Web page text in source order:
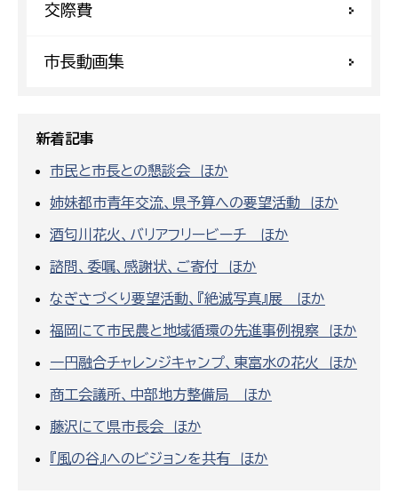
交際費
市長動画集
新着記事
市民と市長との懇談会 ほか
姉妹都市青年交流、県予算への要望活動 ほか
酒匂川花火、バリアフリービーチ ほか
諮問、委嘱、感謝状、ご寄付 ほか
なぎさづくり要望活動、『絶滅写真』展 ほか
福岡にて市民農と地域循環の先進事例視察 ほか
一円融合チャレンジキャンプ、東富水の花火 ほか
商工会議所、中部地方整備局 ほか
藤沢にて県市長会 ほか
『風の谷』へのビジョンを共有 ほか